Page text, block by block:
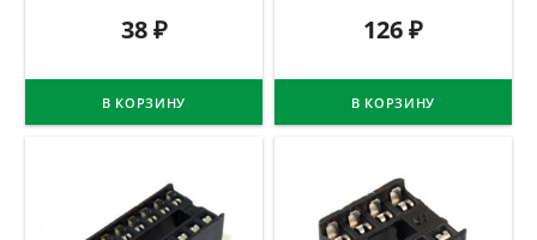
38₽
В КОРЗИНУ
126₽
В КОРЗИНУ